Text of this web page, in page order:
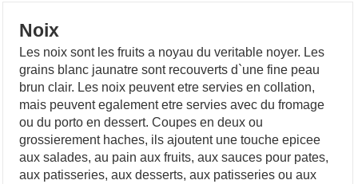
Noix
Les noix sont les fruits a noyau du veritable noyer. Les
grains blanc jaunatre sont recouverts d`une fine peau
brun clair. Les noix peuvent etre servies en collation,
mais peuvent egalement etre servies avec du fromage
ou du porto en dessert. Coupes en deux ou
grossierement haches, ils ajoutent une touche epicee
aux salades, au pain aux fruits, aux sauces pour pates,
aux patisseries, aux desserts, aux patisseries ou aux